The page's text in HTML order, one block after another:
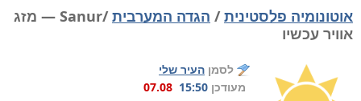
אוטונומיה פלסטינית/ הגדה המערבית
/Sanur — מזג
אוויר עכשיו
לסמן העיר שלי
מעודכן 15:50
07.08